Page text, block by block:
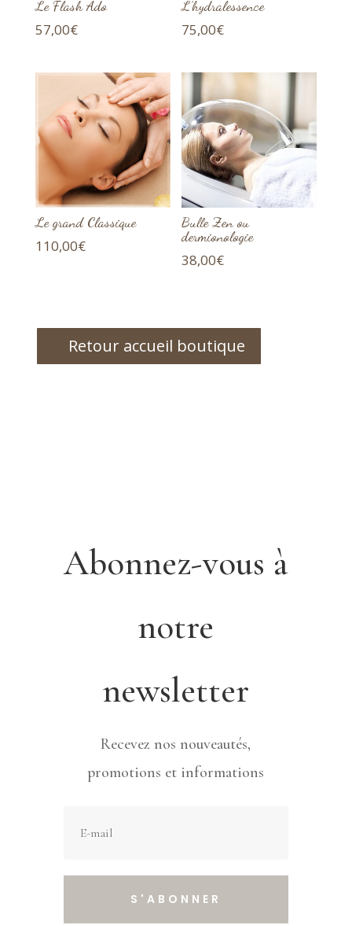
Le Flash Ado
57,00€
L’hydralessence
75,00€
Le grand Classique
110,00€
Bulle Zen ou
dermionologie
38,00€
Retour accueil boutique
Abonnez-vous à
notre
newsletter
Recevez nos nouveautés,
promotions et informations
S'ABONNER